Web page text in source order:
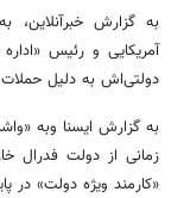
به گزارش خبرآنلاین،
آمریکایی و رئیس
دولتی‌اش به دلیل
به گزارش ایسنا وبه
زمانی از دولت فدرال
«کارمند ویژه دولت» در